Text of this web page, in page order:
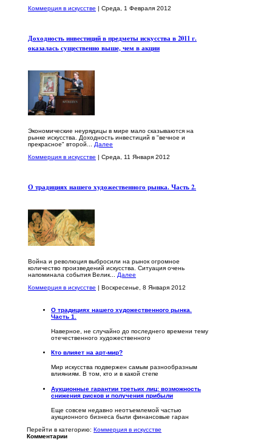
Коммерция в искусстве | Среда, 1 Февраля 2012
Доходность инвестиций в предметы искусства в 2011 г.
оказалась существенно выше, чем в акции
Экономические неурядицы в мире мало сказываются на
рынке искусства. Доходность инвестиций в "вечное и
прекрасное" второй... Далее
Коммерция в искусстве | Среда, 11 Января 2012
О традициях нашего художественного рынка. Часть 2.
Война и революция выбросили на рынок огромное
количество произведений искусства. Ситуация очень
напоминала события Велик... Далее
Коммерция в искусстве | Воскресенье, 8 Января 2012
О традициях нашего художественного рынка.
Часть 1.
Наверное, не случайно до последнего времени тему
отечественного художественного
Кто влияет на арт-мир?
Мир искусства подвержен самым разнообразным
влияниям. В том, кто и в какой степе
Аукционные гарантии третьих лиц: возможность
снижения рисков и получения прибыли
Еще совсем недавно неотъемлемой частью
аукционного бизнеса были финансовые гаран
Перейти в категорию: Коммерция в искусстве
Комментарии